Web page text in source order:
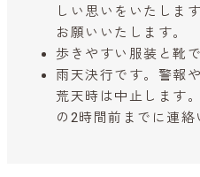
しい思いをいたしま
お願いいたします。
歩きやすい服装と靴
雨天決行です。警報
荒天時は中止します
の2時間前までに連絡